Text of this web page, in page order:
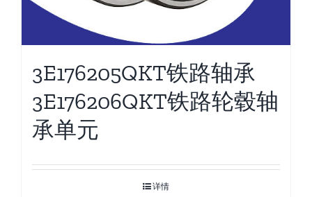
3E176205QKT铁路轴承
3E176206QKT铁路轮毂轴
承单元
详情